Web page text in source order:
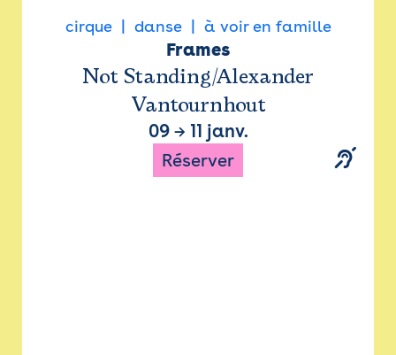
cirque danse à voir en famille
Frames
Not Standing/Alexander
Vantournhout
09→ 11 janv.
Réserver